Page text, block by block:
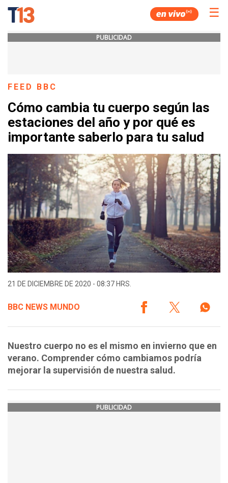
☰
PUBLICIDAD
FEED BBC
Cómo cambia tu cuerpo según las
estaciones del año y por qué es
importante saberlo para tu salud
21 DE DICIEMBRE DE 2020 - 08:37 HRS.
BBC NEWS MUNDO
Nuestro cuerpo no es el mismo en invierno que en
verano. Comprender cómo cambiamos podría
mejorar la supervisión de nuestra salud.
PUBLICIDAD